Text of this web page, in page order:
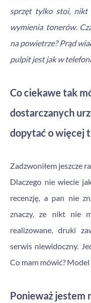
sprzęt tylko stoi, nikt
wymienia tonerów.
na powietrze? Prąd
pulpit jest jak w
Co ciekawe tak
dostarczanych
dopytać o więcej
Zadzwoniłem jeszcze
Dlaczego nie wiecie
recenzję, a pan nie
znaczy, ze nikt nie
realizowane, druki
serwis niewidoczny.
Co mam mówić?
Ponieważ jestem